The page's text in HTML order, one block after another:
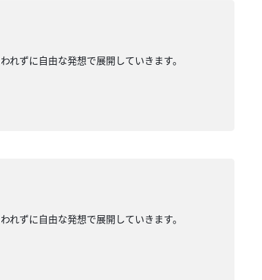
ずに自由な発想で展開していきます。
ずに自由な発想で展開していきます。